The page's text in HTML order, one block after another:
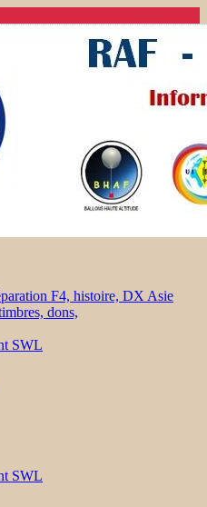
F4, histoire, DX Asie
dons,
SWL
SWL